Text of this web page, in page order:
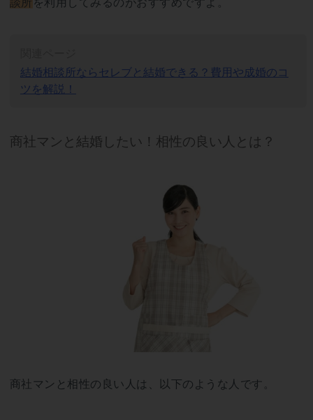
談所 を利用してみるのがおすすめですよ。
結婚相談所ならセレブと結婚できる？費用や成婚のコ
ツを解説！
商社マンと結婚したい！相性の良い人とは？
商社マンと相性の良い人は、以下のような人です。